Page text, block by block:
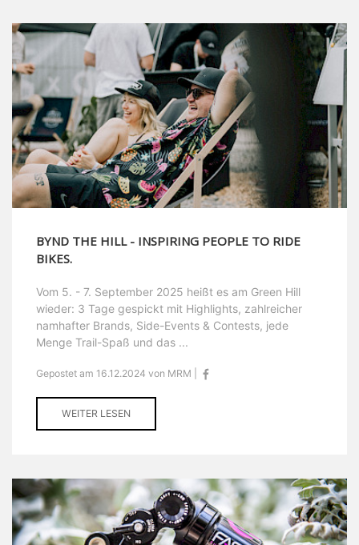
BYND THE HILL - INSPIRING PEOPLE TO RIDE
BIKES.
Vom 5. - 7. September 2025 heißt es am Green Hill
wieder: 3 Tage gespickt mit Highlights, zahlreicher
namhafter Brands, Side-Events & Contests, jede
Menge Trail-Spaß und das ...
Gepostet am 16.12.2024 von MRM |
WEITER LESEN